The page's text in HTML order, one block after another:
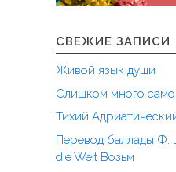
СВЕЖИЕ ЗАПИСИ
Живой язык души
Слишком много
Тихий
Перевод баллады Ф.
die Weit Возьм